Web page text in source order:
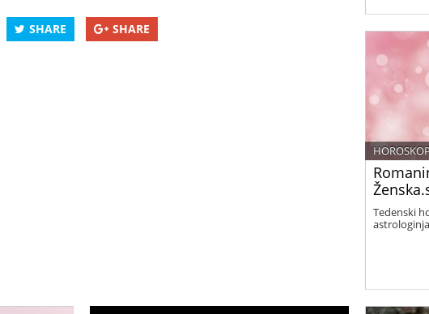
SHARE SHARE
HOROSKOP
Tedenski